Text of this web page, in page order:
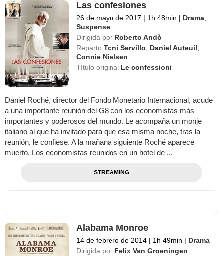
Las confesiones
26 de mayo de 2017 | 1h 48min | Drama
Suspense
Dirigida por Roberto Andò
Reparto Toni Servillo Daniel Auteuil
Connie Nielsen
Título original Le confessioni
Daniel Roché, director del Fondo Monetario Internacional, acude
a una importante reunión del G8 con los economistas más
importantes y poderosos del mundo. Le acompaña un monje
italiano al que ha invitado para que esa misma noche, tras la
reunión, le confiese. A la mañana siguiente Roché aparece
muerto. Los economistas reunidos en un hotel de ...
STREAMING
Alabama Monroe
14 de febrero de 2014 | 1h 49min | Drama
Dirigida por Felix Van Groeningen